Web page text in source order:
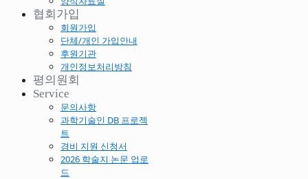
협회가입
회원가입
단체/개인 가입안내
후원기관
개인정보처리방침
평의원회
Service
문의사항
과학기술인 DB 프로젝
트
경비 지원 신청서
2026 학술지 논문 업로
드